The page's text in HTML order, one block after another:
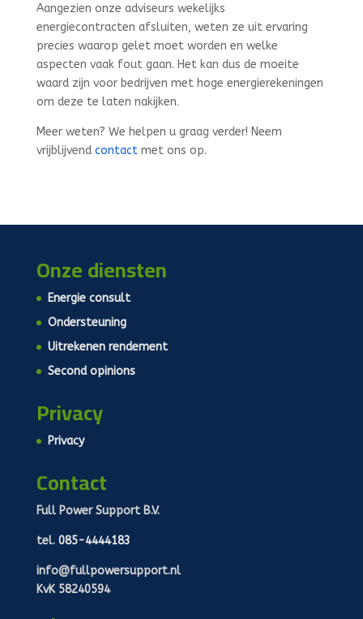
Aangezien onze adviseurs wekelijks
energiecontracten afsluiten, weten ze uit ervaring
precies waarop gelet moet worden en welke
aspecten vaak fout gaan. Het kan dus de moeite
waard zijn voor bedrijven met hoge energierekeningen
om deze te laten nakijken.
Meer weten? We helpen u graag verder! Neem
vrijblijvend contactmet ons op.
Onze diensten
Energie consult
Ondersteuning
Uitrekenen rendement
Second opinions
Privacy
Privacy
Contact
Full Power Support B.V.
tel. 085-4444183
info@fullpowersupport.nl
KvK 58240594